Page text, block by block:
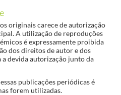
originais carece de autorização
A utilização de reproduções
é expressamente proibida
dos direitos de autor e dos
devida autorização junto da
publicações periódicas é
forem utilizadas.